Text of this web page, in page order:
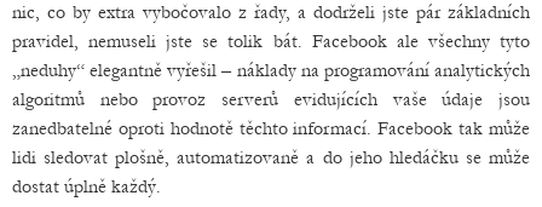
nic, co by extra vybočovalo z řady, a dodrželi jste pár základních
pravidel, nemuseli jste se tolik bát. Facebook ale všechny tyto
„neduhy“ elegantně vyřešil – náklady na programování analytických
algoritmů nebo provoz serverů evidujících vaše údaje jsou
zanedbatelné oproti hodnotě těchto informací. Facebook tak může
lidi sledovat plošně, automatizovaně a do jeho hledáčku se může
dostat úplně každý.